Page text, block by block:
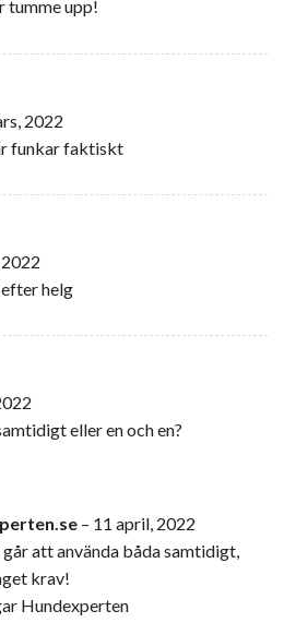
tumme upp!
2022
funkar faktiskt
helg
eller en och en?
– 11 april, 2022
att använda båda samtidigt,
krav!
Hundexperten